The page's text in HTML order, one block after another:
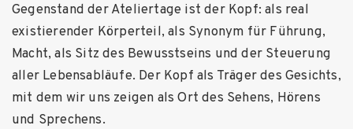
Gegenstand der Ateliertage ist der Kopf: als real
existierender Körperteil, als Synonym für Führung,
Macht, als Sitz des Bewusstseins und der Steuerung
aller Lebensabläufe. Der Kopf als Träger des Gesichts,
mit dem wir uns zeigen als Ort des Sehens, Hörens
und Sprechens.